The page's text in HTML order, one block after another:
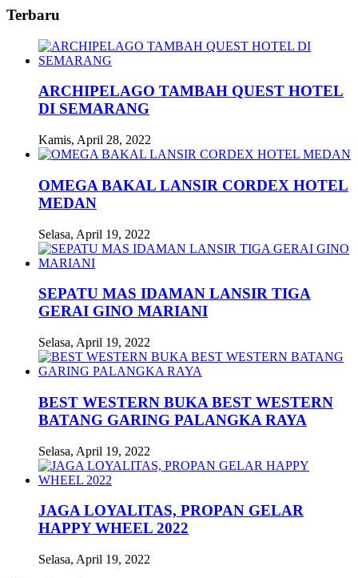
Terbaru
ARCHIPELAGO TAMBAH QUEST HOTEL
DI SEMARANG
Kamis, April 28, 2022
OMEGA BAKAL LANSIR CORDEX HOTEL
MEDAN
Selasa, April 19, 2022
SEPATU MAS IDAMAN LANSIR TIGA
GERAI GINO MARIANI
Selasa, April 19, 2022
BEST WESTERN BUKA BEST WESTERN
BATANG GARING PALANGKA RAYA
Selasa, April 19, 2022
JAGA LOYALITAS, PROPAN GELAR
HAPPY WHEEL 2022
Selasa, April 19, 2022